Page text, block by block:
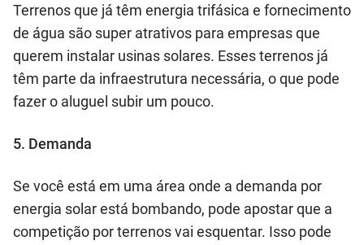
Terrenos que já têm energia trifásica e fornecimento
de água são super atrativos para empresas que
querem instalar usinas solares. Esses terrenos já
têm parte da infraestrutura necessária, o que pode
fazer o aluguel subir um pouco.
5. Demanda
Se você está em uma área onde a demanda por
energia solar está bombando, pode apostar que a
competição por terrenos vai esquentar. Isso pode